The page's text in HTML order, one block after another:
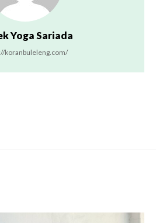
Yoga Sariada
koranbuleleng.com/